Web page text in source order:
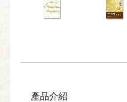
產品介紹